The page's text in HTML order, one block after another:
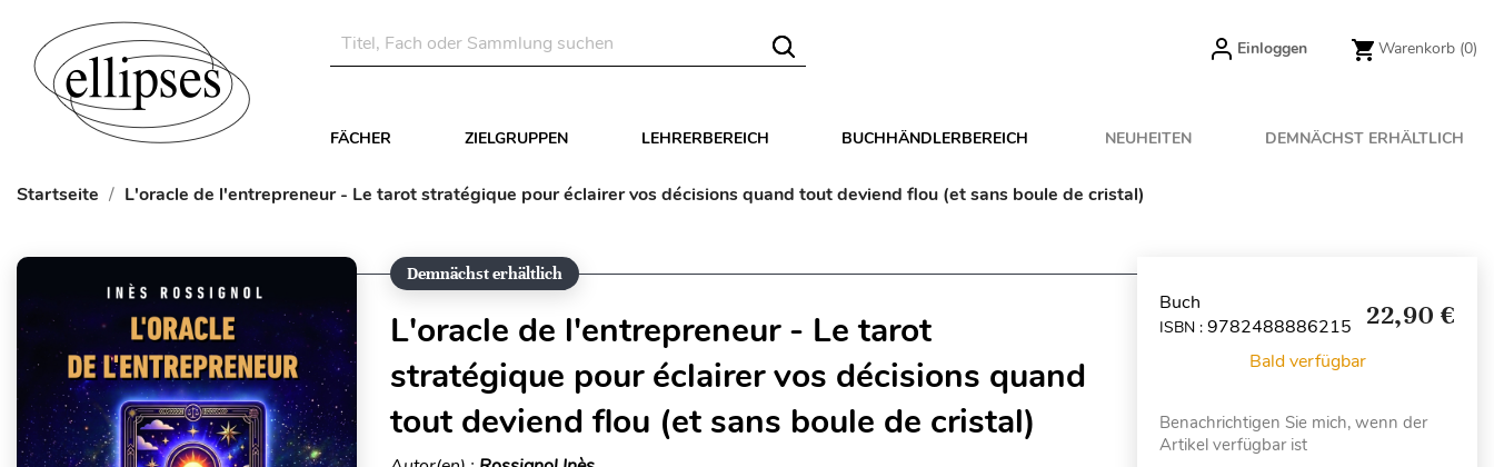
Einloggen Warenkorb (0)
FÄCHER ZIELGRUPPEN LEHRERBEREICH BUCHHÄNDLERBEREICH NEUHEITEN DEMNÄCHST ERHÄLTLICH
Startseite L'oracle de l'entrepreneur - Le tarot stratégique pour éclairer vos décisions quand tout deviend flou (et sans boule de cristal)
Demnächst erhältlich
L'oracle de l'entrepreneur - Le tarot
stratégique pour éclairer vos décisions quand
tout deviend flou (et sans boule de cristal)
Buch
ISBN : 9782488886215 22,90 €
Bald verfügbar
Benachrichtigen Sie mich, wenn der
Artikel verfügbar ist